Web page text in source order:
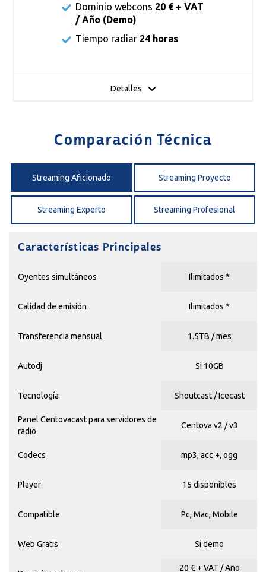
Dominio webcons 20 € + VAT
/ Año (Demo)
Tiempo radiar 24 horas
Detalles
Comparación Técnica
Streaming Aficionado Streaming Proyecto
Streaming Experto Streaming Profesional
Características Principales
Oyentes simultáneos Ilimitados *
Calidad de emisión Ilimitados *
Transferencia mensual 1.5TB / mes
Autodj Si 10GB
Tecnología Shoutcast / Icecast
Panel Centovacast para servidores de
radio
Centova v2 / v3
Codecs mp3, acc +, ogg
Player 15 disponibles
Compatible Pc, Mac, Mobile
Web Gratis Si demo
20 € + VAT / Año